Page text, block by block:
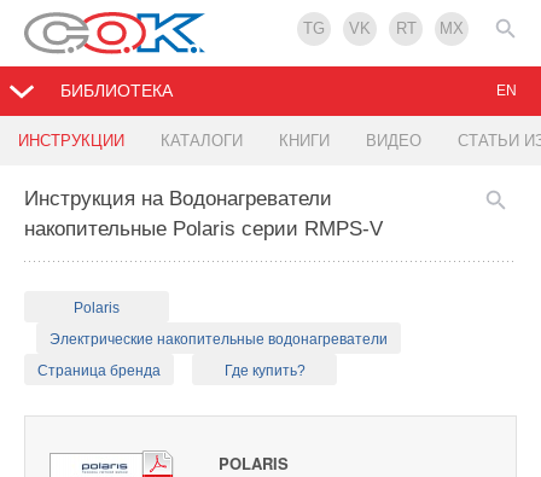
TG VK RT MX
БИБЛИОТЕКА
ИНСТРУКЦИИ КАТАЛОГИ КНИГИ ВИДЕО СТАТЬИ
EN
Инструкция на Водонагреватели
накопительные Polaris серии RMPS-V
Polaris
Электрические накопительные водонагреватели
Страница бренда
Где купить?
POLARIS